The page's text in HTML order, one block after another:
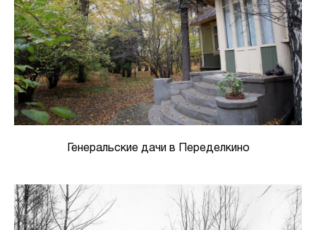
Генеральские дачи в Переделкино